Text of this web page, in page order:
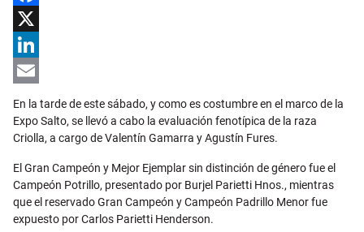
Facebook
X
LinkedIn
Email
En la tarde de este sábado, y como es costumbre en el marco de la
Expo Salto, se llevó a cabo la evaluación fenotípica de la raza
Criolla, a cargo de Valentín Gamarra y Agustín Fures.
El Gran Campeón y Mejor Ejemplar sin distinción de género fue el
Campeón Potrillo, presentado por Burjel Parietti Hnos., mientras
que el reservado Gran Campeón y Campeón Padrillo Menor fue
expuesto por Carlos Parietti Henderson.